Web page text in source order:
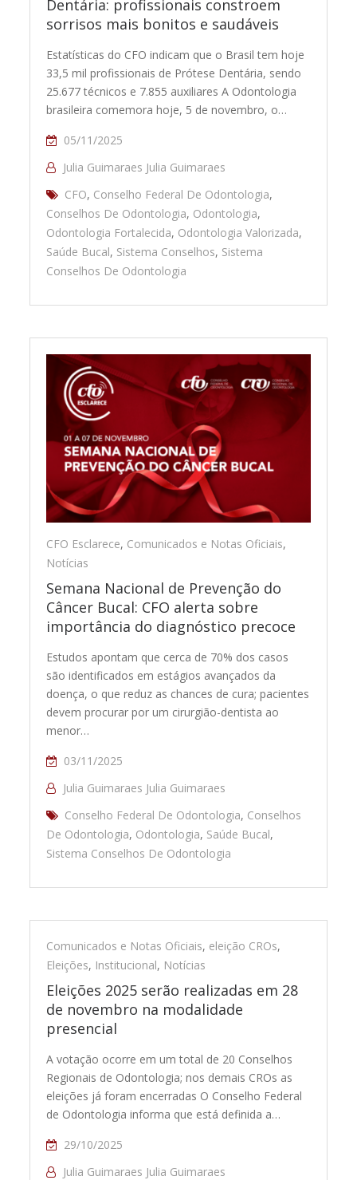
Dentária: profissionais constroem
sorrisos mais bonitos e saudáveis
Estatísticas do CFO indicam que o Brasil tem hoje
33,5 mil profissionais de Prótese Dentária, sendo
25.677 técnicos e 7.855 auxiliares A Odontologia
brasileira comemora hoje, 5 de novembro, o…
05/11/2025
Julia Guimaraes Julia Guimaraes
CFO, Conselho Federal De Odontologia,
Conselhos De Odontologia, Odontologia,
Odontologia Fortalecida, Odontologia Valorizada,
Saúde Bucal, Sistema Conselhos, Sistema
Conselhos De Odontologia
CFO Esclarece, Comunicados e Notas Oficiais,
Notícias
Semana Nacional de Prevenção do
Câncer Bucal: CFO alerta sobre
importância do diagnóstico precoce
Estudos apontam que cerca de 70% dos casos
são identificados em estágios avançados da
doença, o que reduz as chances de cura; pacientes
devem procurar por um cirurgião-dentista ao
menor…
03/11/2025
Julia Guimaraes Julia Guimaraes
Conselho Federal De Odontologia, Conselhos
De Odontologia, Odontologia, Saúde Bucal,
Sistema Conselhos De Odontologia
Comunicados e Notas Oficiais, eleição CROs,
Eleições, Institucional, Notícias
Eleições 2025 serão realizadas em 28
de novembro na modalidade
presencial
A votação ocorre em um total de 20 Conselhos
Regionais de Odontologia; nos demais CROs as
eleições já foram encerradas O Conselho Federal
de Odontologia informa que está definida a…
29/10/2025
Julia Guimaraes Julia Guimaraes